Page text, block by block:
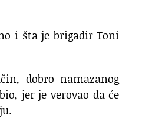
i šta je brigadir Toni
dobro namazanog
jer je verovao da će